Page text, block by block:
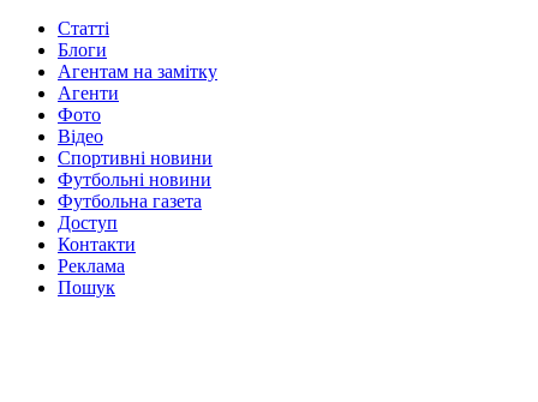
Статті
Блоги
Агентам на замітку
Агенти
Фото
Відео
Спортивні новини
Футбольні новини
Футбольна газета
Доступ
Контакти
Реклама
Пошук